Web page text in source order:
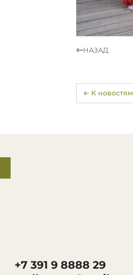
НАЗАД
← К новостям
+7 391 9 8888 29